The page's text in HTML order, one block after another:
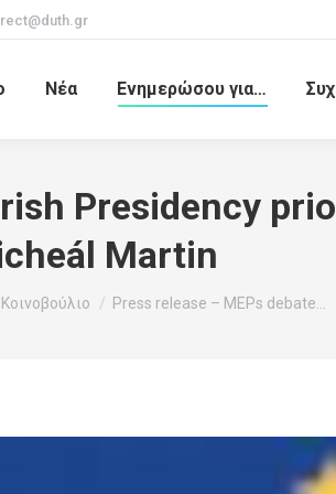
Νέα Ενημερώσου για…
Presidency
Martin
Press release – MEPs debate…